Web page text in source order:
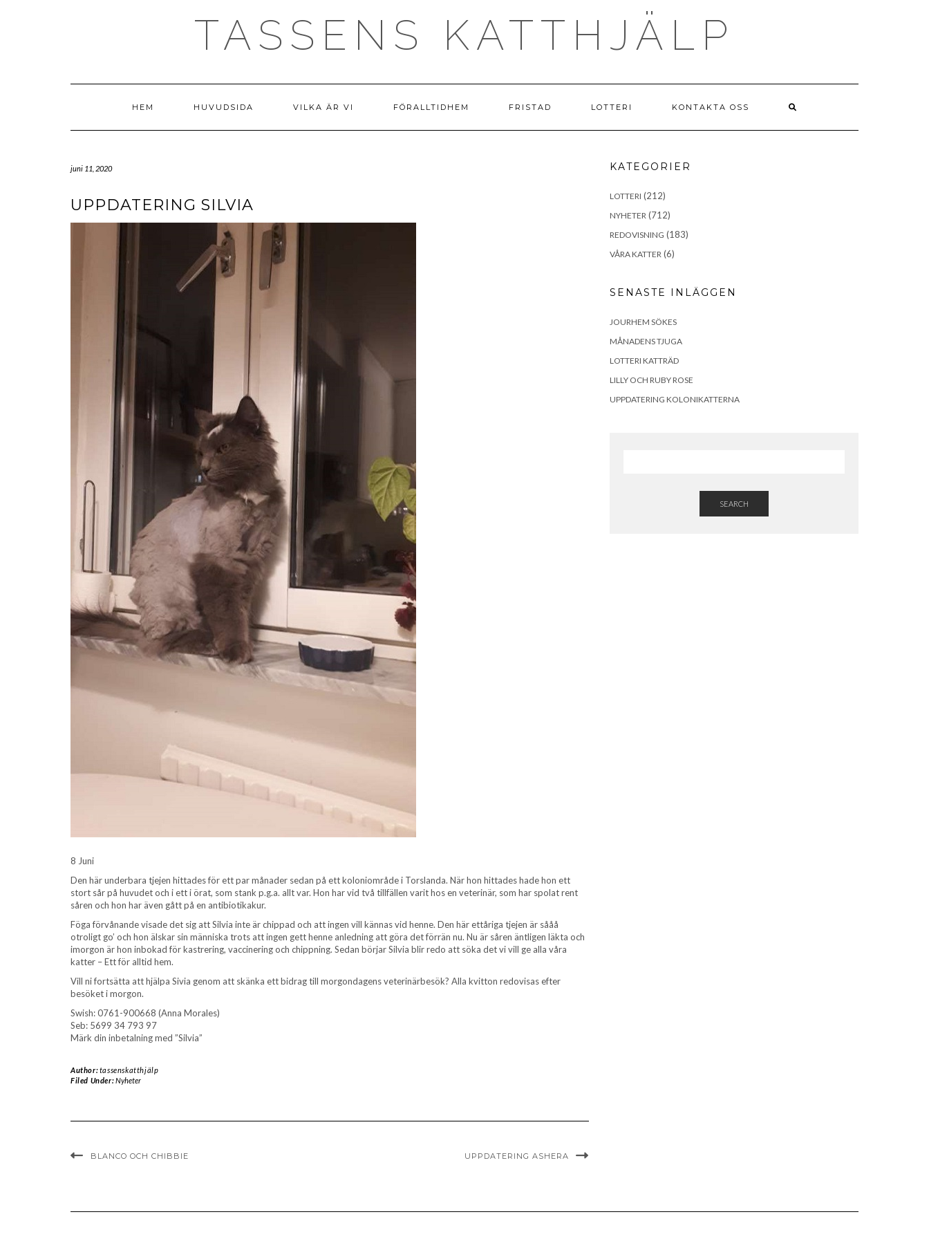
TASSENS KATTHJÄLP
HEM HUVUDSIDA VILKA ÄR VI FÖRALLTIDHEM FRISTAD LOTTERI KONTAKTA OSS
juni 11, 2020
UPPDATERING SILVIA
8 Juni
Den här underbara tjejen hittades för ett par månader sedan på ett koloniområde i Torslanda. När hon hittades hade hon ett
stort sår på huvudet och i ett i örat, som stank p.g.a. allt var. Hon har vid två tillfällen varit hos en veterinär, som har spolat rent
såren och hon har även gått på en antibiotikakur.
Föga förvånande visade det sig att Silvia inte är chippad och att ingen vill kännas vid henne. Den här ettåriga tjejen är sååå
otroligt go’ och hon älskar sin människa trots att ingen gett henne anledning att göra det förrän nu. Nu är såren äntligen läkta och
imorgon är hon inbokad för kastrering, vaccinering och chippning. Sedan börjar Silvia blir redo att söka det vi vill ge alla våra
katter – Ett för alltid hem.
Vill ni fortsätta att hjälpa Sivia genom att skänka ett bidrag till morgondagens veterinärbesök? Alla kvitton redovisas efter
besöket i morgon.
Swish: 0761-900668 (Anna Morales)
Seb: 5699 34 793 97
Märk din inbetalning med ”Silvia”
Author:tassenskatthjälp
Filed Under:Nyheter
BLANCO OCH CHIBBIE UPPDATERING ASHERA
KATEGORIER
LOTTERI (212)
NYHETER (712)
REDOVISNING (183)
VÅRA KATTER (6)
SENASTE INLÄGGEN
JOURHEM SÖKES
MÅNADENS TJUGA
LOTTERI KATTRÄD
LILLY OCH RUBY ROSE
UPPDATERING KOLONIKATTERNA
SEARCH